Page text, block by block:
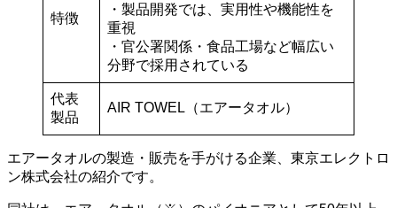
特徴
・製品開発では、実用性や機能性を
重視
・官公署関係・食品工場など幅広い
分野で採用されている
代表
製品
AIR TOWEL（エアータオル）
エアータオルの製造・販売を手がける企業、東京エレクトロ
ン株式会社の紹介です。